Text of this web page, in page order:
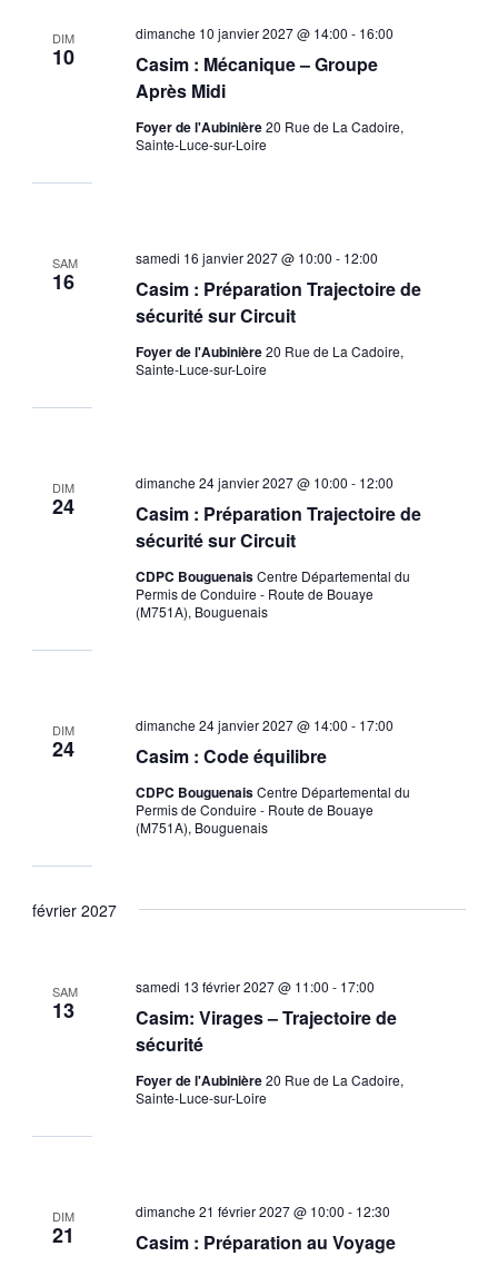
DIM
10
Casim : Mécanique – Groupe
Après Midi
dimanche 10 janvier 2027 @ 14:00 - 16:00
Foyer de l'Aubinière20 Rue de La Cadoire,
Sainte-Luce-sur-Loire
SAM
16
Casim : Préparation Trajectoire de
sécurité sur Circuit
samedi 16 janvier 2027 @ 10:00 - 12:00
Foyer de l'Aubinière20 Rue de La Cadoire,
Sainte-Luce-sur-Loire
DIM
24
Casim : Préparation Trajectoire de
sécurité sur Circuit
dimanche 24 janvier 2027 @ 10:00 - 12:00
CDPC BouguenaisCentre Départemental du
Permis de Conduire - Route de Bouaye
(M751A), Bouguenais
DIM
24 Casim : Code équilibre
dimanche 24 janvier 2027 @ 14:00 - 17:00
CDPC BouguenaisCentre Départemental du
Permis de Conduire - Route de Bouaye
(M751A), Bouguenais
février 2027
SAM
13
Casim: Virages – Trajectoire de
sécurité
samedi 13 février 2027 @ 11:00 - 17:00
Foyer de l'Aubinière20 Rue de La Cadoire,
Sainte-Luce-sur-Loire
DIM
21 Casim : Préparation au Voyage
dimanche 21 février 2027 @ 10:00 - 12:30